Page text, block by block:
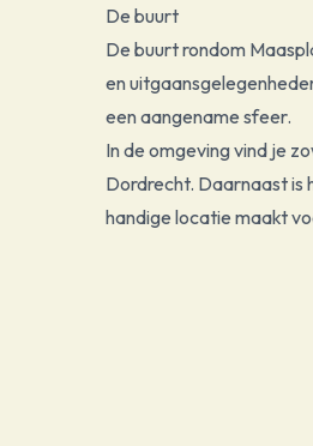
De buurt
De buurt rondom
en
een aangename sfeer.
In de omgeving vind je
Dordrecht. Daarnaast
handige locatie maakt